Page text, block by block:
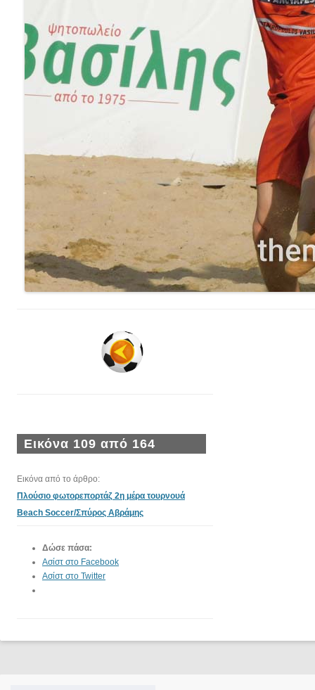
Εικόνα 109 από 164
Εικόνα από το άρθρο:
Πλούσιο φωτορεπορτάζ 2η μέρα τουρνουά
Beach Soccer/Σπύρος Αβράμης
Δώσε πάσα:
Ασίστ στο Facebook
Ασίστ στο Twitter